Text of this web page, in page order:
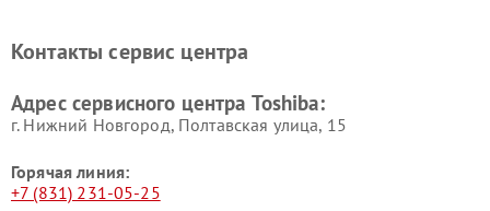
Контакты сервис центра
Адрес сервисного центра Toshiba:
г. Нижний Новгород, Полтавская улица, 15
Горячая линия:
+7 (831) 231-05-25